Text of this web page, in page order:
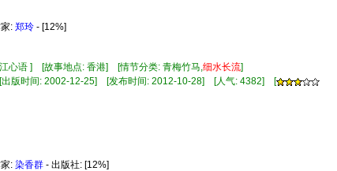
: 郑玲 - [12%]
江心语 ] [故事地点: 香港] [情节分类: 青梅竹马,细水长流]
版时间: 2002-12-25] [发布时间: 2012-10-28] [人气: 4382] [
: 染香群 - 出版社: [12%]